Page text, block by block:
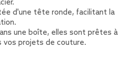
d'une tête ronde, facilitant la
une boîte, elles sont prêtes à
vos projets de couture.